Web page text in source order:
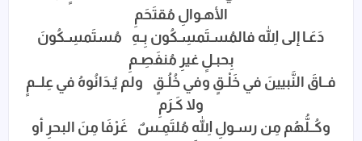
الأهـوالِ مُقتَحَمِ
دَعَـا إلى اللهِ فالمُسـتَمسِـكُون بِـهِ مُستَمسِـكُونَ
بِحبـلٍ غيرِ مُنفَصِـمِ
فــاقَ النَّبيينَ في خَلْـقٍ وفي خُلُـقٍ ولم يُـدَانُوهُ في عِلــمٍ
ولا كَـرَمِ
وكُــلُّهُم مِن رسـولِ اللهِ مُلتَمِـسٌ غَرْفَا مِنَ البحرِ أو